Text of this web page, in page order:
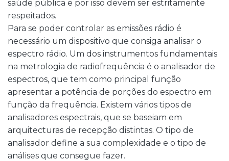
saúde pública e por isso devem ser estritamente
respeitados.
Para se poder controlar as emissões rádio é
necessário um dispositivo que consiga analisar o
espectro rádio. Um dos instrumentos fundamentais
na metrologia de radiofrequência é o analisador de
espectros, que tem como principal função
apresentar a potência de porções do espectro em
função da frequência. Existem vários tipos de
analisadores espectrais, que se baseiam em
arquitecturas de recepção distintas. O tipo de
analisador define a sua complexidade e o tipo de
análises que consegue fazer.